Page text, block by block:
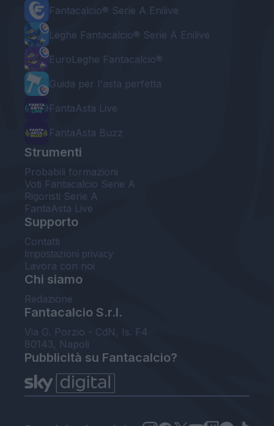
Fantacalcio® Serie A Enilive
Leghe Fantacalcio® Serie A Enilive
EuroLeghe Fantacalcio®
Guida per l'asta perfetta
FantaAsta Live
FantaAsta Buzz
Strumenti
Probabili formazioni
Voti Fantacalcio Serie A
Rigoristi Serie A
FantaAsta Live
Supporto
Contatti
Impostazioni privacy
Lavora con noi
Chi siamo
Redazione
Fantacalcio S.r.l.
Via G. Porzio - CdN, Is. F4
80143, Napoli
Pubblicità su Fantacalcio?